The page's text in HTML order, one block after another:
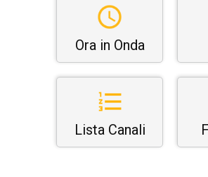
Ora in Onda
Lista Canali